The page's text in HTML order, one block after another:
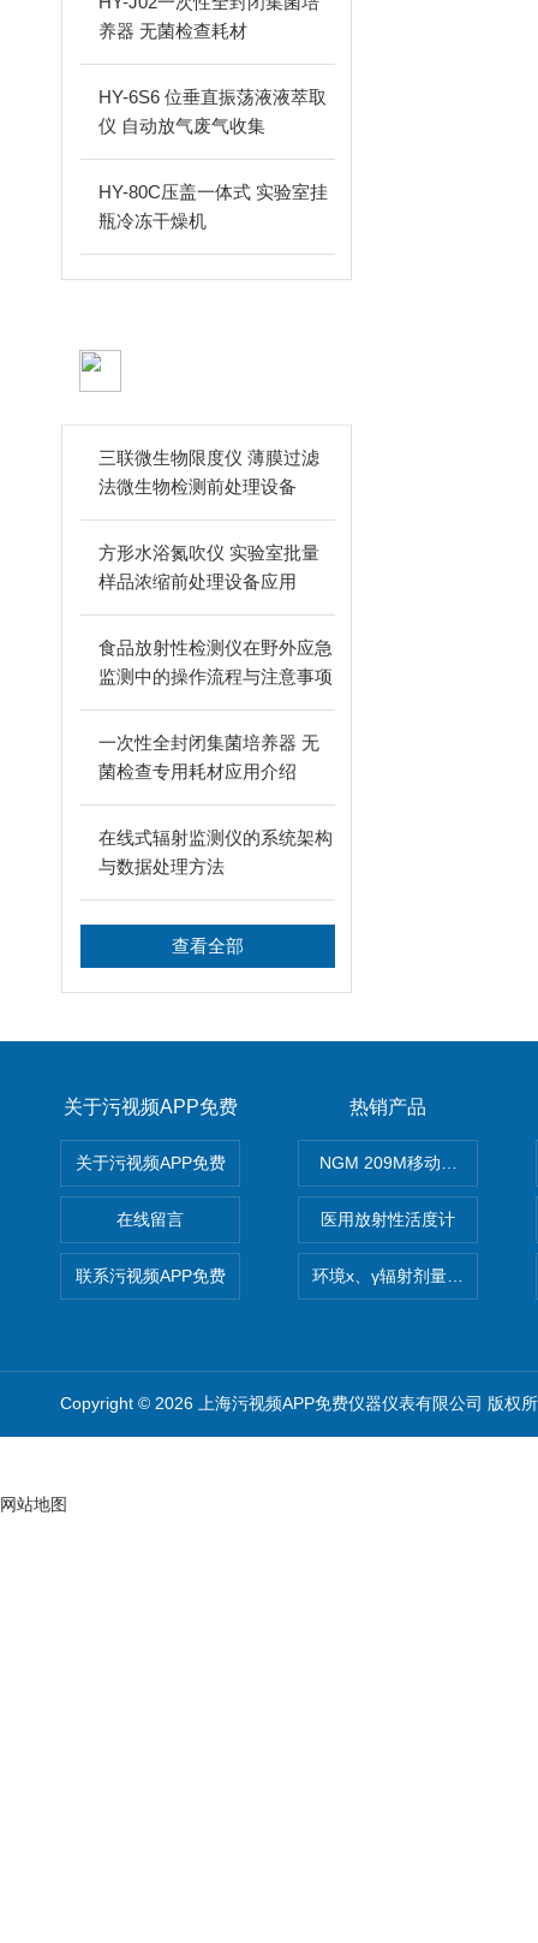
养器 无菌检查耗材
HY-6S6 位垂直振荡液液萃取
仪 自动放气废气收集
HY-80C压盖一体式 实验室挂
瓶冷冻干燥机
三联微生物限度仪 薄膜过滤
法微生物检测前处理设备
方形水浴氮吹仪 实验室批量
样品浓缩前处理设备应用
食品放射性检测仪在野外应急
监测中的操作流程与注意事项
一次性全封闭集菌培养器 无
菌检查专用耗材应用介绍
在线式辐射监测仪的系统架构
与数据处理方法
查看全部
关于污视频APP免费
关于污视频APP免费
在线留言
联系污视频APP免费
热销产品
NGM 209M移动式惰性气体
医用放射性活度计
环境x、γ辐射剂量率仪
Copyright © 2026 上海污视频APP免费仪器仪表有限公司 版权
网站地图